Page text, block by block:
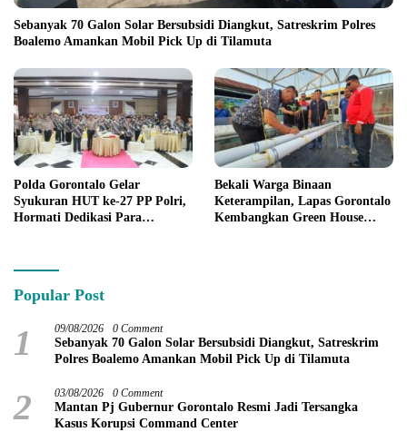
Sebanyak 70 Galon Solar Bersubsidi Diangkut, Satreskrim Polres
Boalemo Amankan Mobil Pick Up di Tilamuta
Polda Gorontalo Gelar
Syukuran HUT ke-27 PP Polri,
Hormati Dedikasi Para
Bekali Warga Binaan
Keterampilan, Lapas Gorontalo
Kembangkan Green House
Popular Post
1 09/08/2026 0 Comment
Sebanyak 70 Galon Solar Bersubsidi Diangkut, Satreskrim
Polres Boalemo Amankan Mobil Pick Up di Tilamuta
2 03/08/2026 0 Comment
Mantan Pj Gubernur Gorontalo Resmi Jadi Tersangka
Kasus Korupsi Command Center